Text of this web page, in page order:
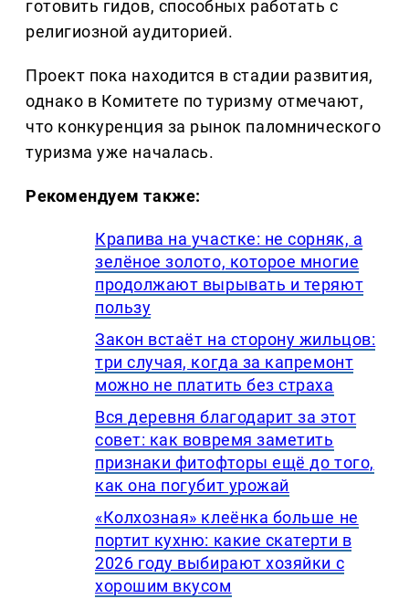
готовить гидов, способных работать с
религиозной аудиторией.
Проект пока находится в стадии развития,
однако в Комитете по туризму отмечают,
что конкуренция за рынок паломнического
туризма уже началась.
Рекомендуем также:
Крапива на участке: не сорняк, а
зелёное золото, которое многие
продолжают вырывать и теряют
пользу
Закон встаёт на сторону жильцов:
три случая, когда за капремонт
можно не платить без страха
Вся деревня благодарит за этот
совет: как вовремя заметить
признаки фитофторы ещё до того,
как она погубит урожай
«Колхозная» клеёнка больше не
портит кухню: какие скатерти в
2026 году выбирают хозяйки с
хорошим вкусом